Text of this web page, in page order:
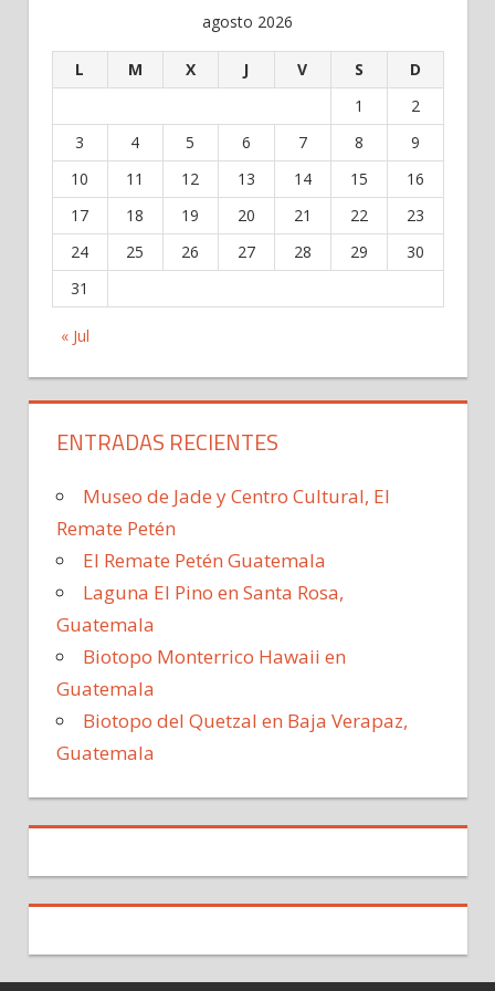
agosto 2026
L M X J V S D
« Jul
1
2
3
4 5 6 7 8
9
10
11 12 13 14 15
16
17
18 19 20 21 22
23
24
25 26 27 28 29
30
31
ENTRADAS RECIENTES
Museo de Jade y Centro Cultural, El
Remate Petén
El Remate Petén Guatemala
Laguna El Pino en Santa Rosa,
Guatemala
Biotopo Monterrico Hawaii en
Guatemala
Biotopo del Quetzal en Baja Verapaz,
Guatemala